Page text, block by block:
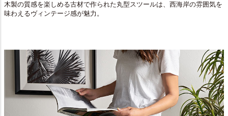
木製の質感を楽しめる古材で作られた丸型スツールは、西海岸の雰囲気を
味わえるヴィンテージ感が魅力。